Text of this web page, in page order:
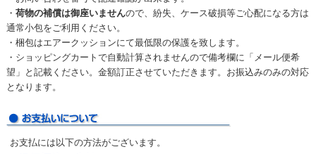
・ 荷物の補償は御座いませんので、紛失、ケース破損等ご心配になる方は
通常小包をご利用ください。
・梱包はエアークッションにて最低限の保護を致します。
・ショッピングカートで自動計算されませんので備考欄に「メール便希
望」と記載ください。金額訂正させていただきます。お振込みのみの対応
となります。
お支払には以下の方法がございます。